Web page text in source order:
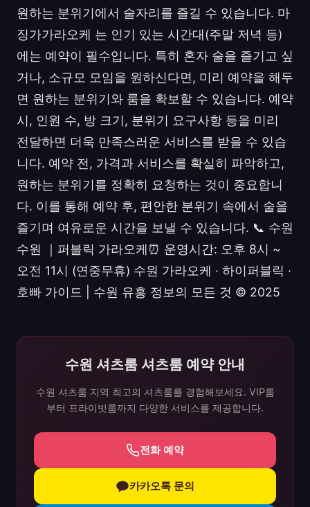
원하는 분위기에서 술자리를 즐길 수 있습니다. 마
징가가라오케 는 인기 있는 시간대(주말 저녁 등)
에는 예약이 필수입니다. 특히 혼자 술을 즐기고 싶
거나, 소규모 모임을 원하신다면, 미리 예약을 해두
면 원하는 분위기와 룸을 확보할 수 있습니다. 예약
시, 인원 수, 방 크기, 분위기 요구사항 등을 미리
전달하면 더욱 만족스러운 서비스를 받을 수 있습
니다. 예약 전, 가격과 서비스를 확실히 파악하고,
원하는 분위기를 정확히 요청하는 것이 중요합니
다. 이를 통해 예약 후, 편안한 분위기 속에서 술을
즐기며 여유로운 시간을 보낼 수 있습니다. 📞 수원
수원 ｜퍼블릭 가라오케⏰ 운영시간: 오후 8시 ~
오전 11시 (연중무휴) 수원 가라오케 · 하이퍼블릭 ·
호빠 가이드 | 수원 유흥 정보의 모든 것 © 2025
수원 셔츠룸 셔츠룸 예약 안내
수원 셔츠룸 지역 최고의 셔츠룸를 경험해보세요. VIP룸
부터 프라이빗룸까지 다양한 서비스를 제공합니다.
전화 예약
카카오톡 문의